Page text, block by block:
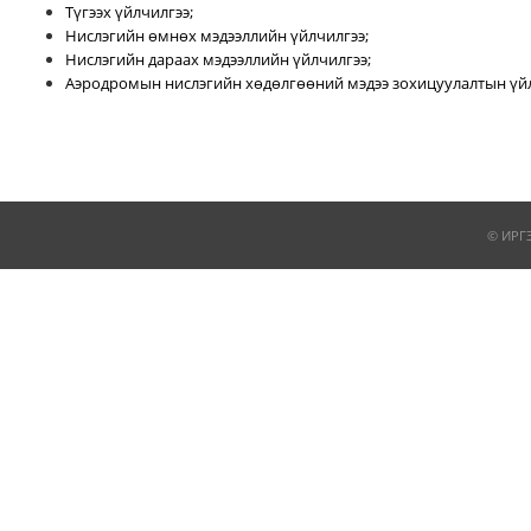
Түгээх үйлчилгээ;
Нислэгийн өмнөх мэдээллийн үйлчилгээ;
Нислэгийн дараах мэдээллийн үйлчилгээ;
Аэродромын нислэгийн хөдөлгөөний мэдээ зохицуулалтын
©